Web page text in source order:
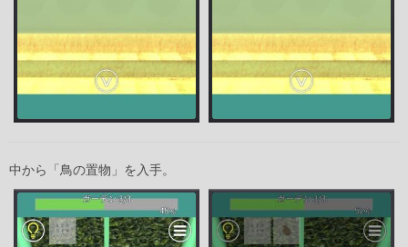
中から「鳥の置物」を入手。